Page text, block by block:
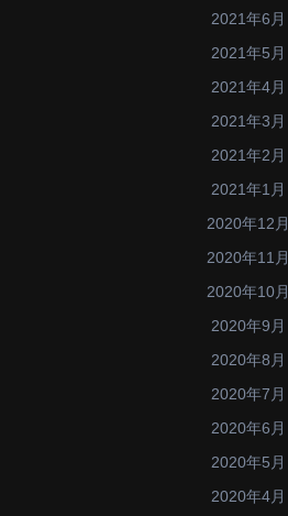
2021年6月
2021年5月
2021年4月
2021年3月
2021年2月
2021年1月
2020年12月
2020年11月
2020年10月
2020年9月
2020年8月
2020年7月
2020年6月
2020年5月
2020年4月